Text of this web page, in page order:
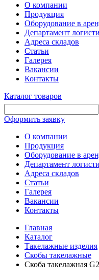
О компании
Продукция
Оборудование в
Департамент
Адреса складов
Статьи
Галерея
Вакансии
Контакты
Каталог товаров
Оформить заявку
О компании
Продукция
Оборудование в
Департамент
Адреса складов
Статьи
Галерея
Вакансии
Контакты
Главная
Каталог
Такелажные изделия
Скобы такелажные
Скоба такелажная